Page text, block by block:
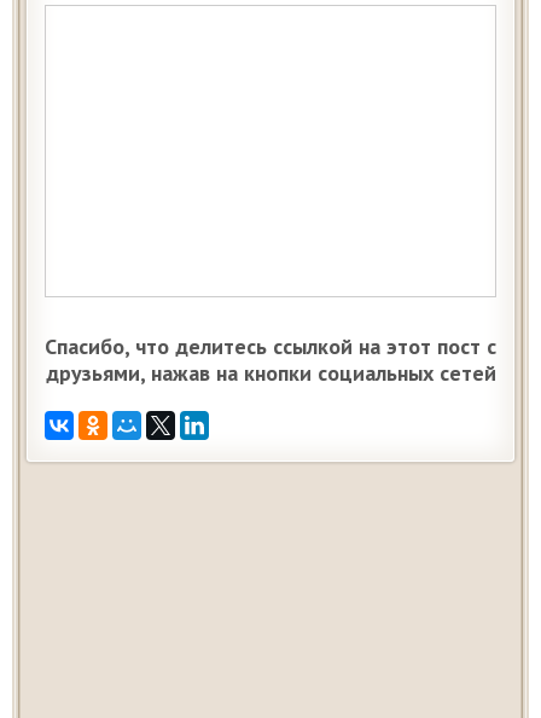
Спасибо, что делитесь ссылкой на этот пост с
друзьями, нажав на кнопки социальных сетей